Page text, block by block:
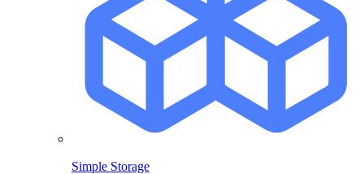
Simple Storage